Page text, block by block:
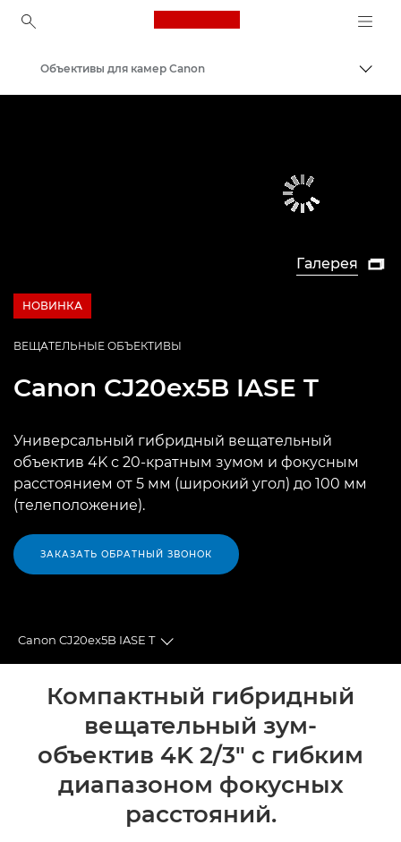
Canon Logo, back to
Объективы для камер Canon
Галерея 
НОВИНКА
NEW
ВЕЩАТЕЛЬНЫЕ ОБЪЕКТИВЫ
Canon CJ20ex5B IASE T
Универсальный гибридный вещательный
объектив 4K с 20-кратным зумом и фокусным
расстоянием от 5 мм (широкий угол) до 100 мм
(телеположение).
ЗАКАЗАТЬ ОБРАТНЫЙ ЗВОНОК
Canon CJ20ex5B IASE T
Toggle breadcrumbs
Технические характеристики
Компактный гибридный
вещательный зум-
объектив 4K 2/3" с гибким
диапазоном фокусных
расстояний.